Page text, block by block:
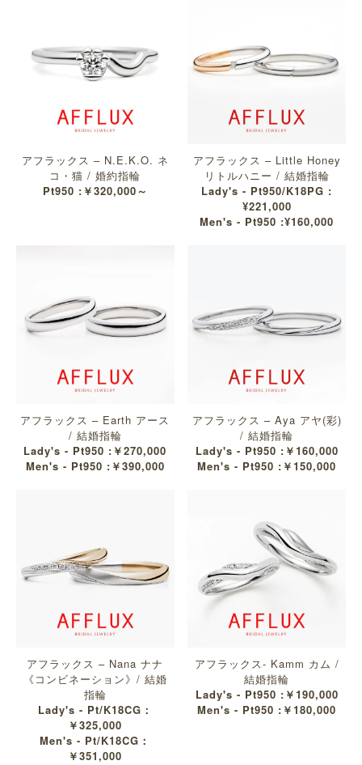
アフラックス – N.E.K.O. ネ
コ・猫 / 婚約指輪
Pt950 :￥320,000～
アフラックス – Little Honey
リトルハニー / 結婚指輪
Lady's - Pt950/K18PG :
¥221,000
Men's - Pt950 :¥160,000
アフラックス – Earth アース
/ 結婚指輪
Lady's - Pt950 :￥270,000
Men's - Pt950 :￥390,000
アフラックス – Aya アヤ(彩)
/ 結婚指輪
Lady's - Pt950 :￥160,000
Men's - Pt950 :￥150,000
アフラックス – Nana ナナ
《コンビネーション》/ 結婚
指輪
Lady's - Pt/K18CG：
￥325,000
Men's - Pt/K18CG：
￥351,000
アフラックス- Kamm カム /
結婚指輪
Lady's - Pt950 :￥190,000
Men's - Pt950 :￥180,000